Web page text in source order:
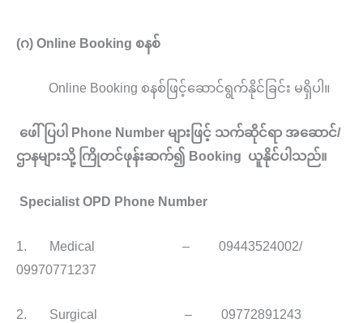
(ဂ) Online Booking စနစ်
Online Booking စနစ်ဖြင့်ဆောင်ရွက်နိုင်ခြင်း မရှိပါ။
ဖေါ်ပြပါ Phone Number များဖြင့် သက်ဆိုင်ရာ အဆောင်/
ဌာနများသို့ ကြိုတင်ဖုန်းဆက်၍ Booking ယူနိုင်ပါသည်။
Specialist OPD Phone Number
1. Medical – 09443524002/
09970771237
2. Surgical – 09772891243